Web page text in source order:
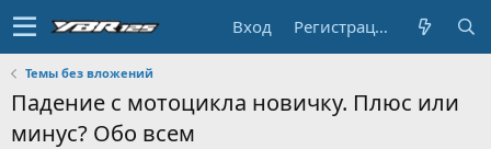
Вход Регистрация
Темы без вложений
Падение с мотоцикла новичку. Плюс или
минус? Обо всем